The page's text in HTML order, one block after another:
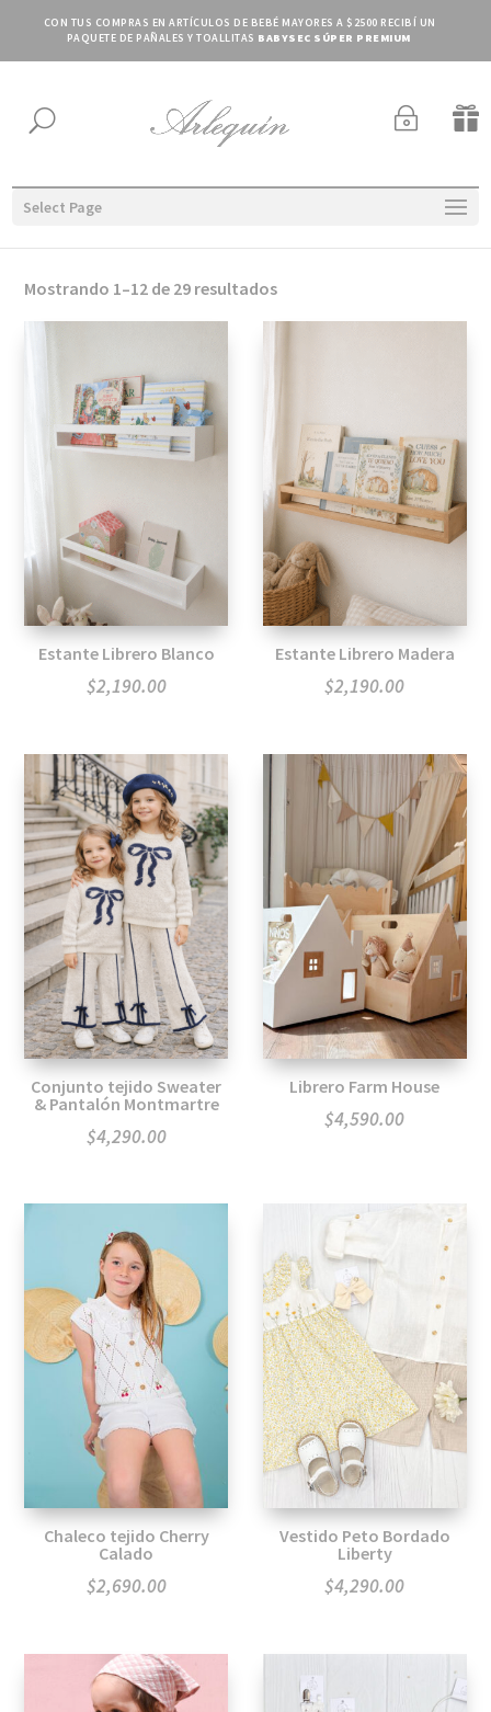
CON TUS COMPRAS EN ARTÍCULOS DE BEBÉ MAYORES A $2500 RECIBÍ UN
PAQUETE DE PAÑALES Y TOALLITAS BABYSEC SÚPER PREMIUM
U ~ 
Select Page
Mostrando 1–12 de 29 resultadosOrdenado
por
Estante Librero Blanco
$2,190.00
Estante Librero Madera
$2,190.00
Conjunto tejido Sweater
& Pantalón Montmartre
$4,290.00
Librero Farm House
$4,590.00
Chaleco tejido Cherry
Calado
$2,690.00
Vestido Peto Bordado
Liberty
$4,290.00